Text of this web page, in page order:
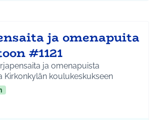
ja omenapuita
#1121
ja omenapuista
Kirkonkylän koulukeskukseen
mukaan: Hyrylä